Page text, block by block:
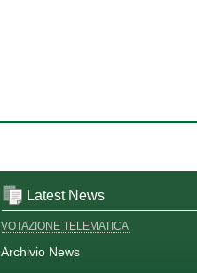
Latest News
VOTAZIONE TELEMATICA
Archivio News